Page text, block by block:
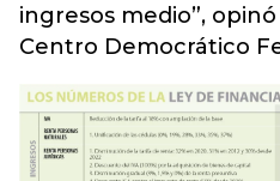
ingresos medio”,
Centro Democrático